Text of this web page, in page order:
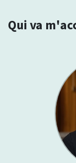
Qui va